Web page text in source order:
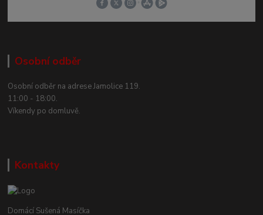
Osobní odběr
Osobní odběr na adrese Jamolice 119.
11:00 - 18:00.
Víkendy po domluvě.
Kontakty
Domácí Sušená Masíčka